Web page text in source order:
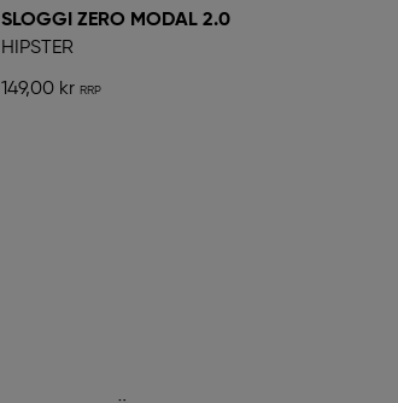
SLOGGI ZERO MODAL 2.0
HIPSTER
149,00 kr